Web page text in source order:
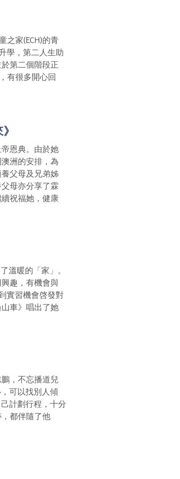
之家(ECH)的青
學，第二人生助
第二個階段正
有很多開心回
恩典。由於她
洲的安排，為
父母及兄弟姊
母亦分享了霖
祝福她，健康
溫暖的「家」。
趣，有機會與
實習機會啓發對
車》唱出了她
，不忘播道兒
可以找別人傾
計劃行程，十分
都伴隨了他